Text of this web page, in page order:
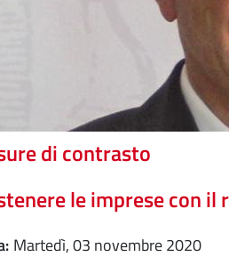
di contrasto
le imprese con
martedì, 03 novembre 2020